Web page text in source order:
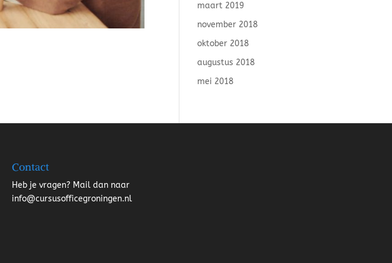
maart 2019
november 2018
oktober 2018
augustus 2018
mei 2018
Contact
Heb je vragen? Mail dan naar
info@cursusofficegroningen.nl